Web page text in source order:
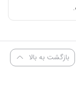
‌کاری برای
با توان ۸۰۰ وات و سرعت بی‌باری ۹۰۰ دور بر
ابزار می ‌تواند با
بازگشت به بالا